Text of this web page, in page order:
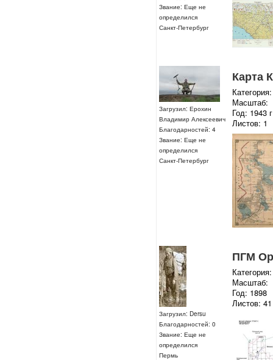
Звание: Еще не
определился
Санкт-Петербург
Загрузил: Ерохин
Владимир Алексеевич
Благодарностей: 4
Звание: Еще не
определился
Санкт-Петербург
Карта
Масштаб:
Год: 1943 г
Листов: 1
Загрузил: Dersu
Благодарностей: 0
Звание: Еще не
определился
Пермь
ПГМ
Масштаб:
Год: 1898
Листов: 41